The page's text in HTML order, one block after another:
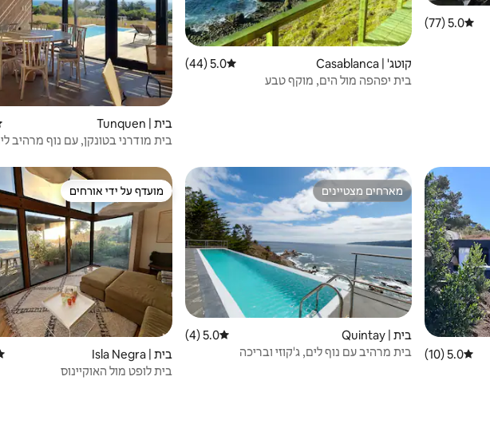
דירוג ממוצע של 5.0 מתוך 5, 77 ביקורות
5.0 (77)
קוטג' | Casablanca דירוג ממוצע של 5.0 מתוך 5, 44 ביקורות
5.0 (44)
בית יפהפה מול הים, מוקף טבע
בית | Tunquen
בית מודרני בטונקן, עם נוף מרהיב
דירוג ממוצע של 5.0 מתוך 5, 10 ביקורות
5.0 (10)
מארחים מצטיינים
מארחים מצטיינים
בית | Quintay דירוג ממוצע של 5.0 מתוך 5, 4 ביקורות
5.0 (4)
בית מרהיב עם נוף לים, ג'קוזי ובריכה
מועדף על ידי אורחים
מועדף על ידי אורחים
בית | Isla Negra
בית לופט מול האוקיינוס